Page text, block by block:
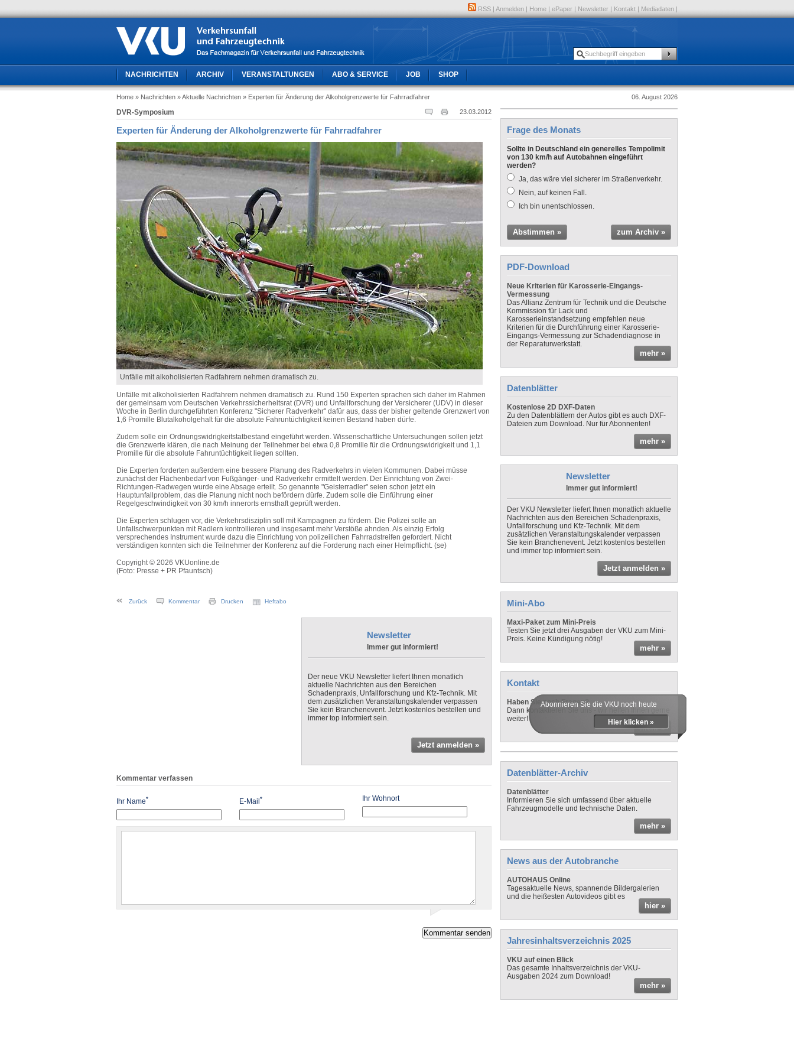
RSS | Anmelden | Home | ePaper | Newsletter | Kontakt | Mediadaten |
NACHRICHTEN ARCHIV VERANSTALTUNGEN ABO & SERVICE JOB SHOP
Home » Nachrichten » Aktuelle Nachrichten » Experten für Änderung der Alkoholgrenzwerte für Fahrradfahrer 06. August 2026
23.03.2012
DVR-Symposium
Experten für Änderung der Alkoholgrenzwerte für Fahrradfahrer
Unfälle mit alkoholisierten Radfahrern nehmen dramatisch zu.
Unfälle mit alkoholisierten Radfahrern nehmen dramatisch zu. Rund 150 Experten sprachen sich daher im Rahmen
der gemeinsam vom Deutschen Verkehrssicherheitsrat (DVR) und Unfallforschung der Versicherer (UDV) in dieser
Woche in Berlin durchgeführten Konferenz "Sicherer Radverkehr" dafür aus, dass der bisher geltende Grenzwert von
1,6 Promille Blutalkoholgehalt für die absolute Fahruntüchtigkeit keinen Bestand haben dürfe.
Zudem solle ein Ordnungswidrigkeitstatbestand eingeführt werden. Wissenschaftliche Untersuchungen sollen jetzt
die Grenzwerte klären, die nach Meinung der Teilnehmer bei etwa 0,8 Promille für die Ordnungswidrigkeit und 1,1
Promille für die absolute Fahruntüchtigkeit liegen sollten.
Die Experten forderten außerdem eine bessere Planung des Radverkehrs in vielen Kommunen. Dabei müsse
zunächst der Flächenbedarf von Fußgänger- und Radverkehr ermittelt werden. Der Einrichtung von Zwei-
Richtungen-Radwegen wurde eine Absage erteilt. So genannte "Geisterradler" seien schon jetzt ein
Hauptunfallproblem, das die Planung nicht noch befördern dürfe. Zudem solle die Einführung einer
Regelgeschwindigkeit von 30 km/h innerorts ernsthaft geprüft werden.
Die Experten schlugen vor, die Verkehrsdisziplin soll mit Kampagnen zu fördern. Die Polizei solle an
Unfallschwerpunkten mit Radlern kontrollieren und insgesamt mehr Verstöße ahnden. Als einzig Erfolg
versprechendes Instrument wurde dazu die Einrichtung von polizeilichen Fahrradstreifen gefordert. Nicht
verständigen konnten sich die Teilnehmer der Konferenz auf die Forderung nach einer Helmpflicht. (se)
Copyright © 2026 VKUonline.de
(Foto: Presse + PR Pfauntsch)
Zurück Kommentar Drucken Heftabo
Newsletter
Immer gut informiert!
Der neue VKU Newsletter liefert Ihnen monatlich
aktuelle Nachrichten aus den Bereichen
Schadenpraxis, Unfallforschung und Kfz-Technik. Mit
dem zusätzlichen Veranstaltungskalender verpassen
Sie kein Branchenevent. Jetzt kostenlos bestellen und
immer top informiert sein.
Jetzt anmelden »
Kommentar verfassen
Ihr Name* E-Mail * Ihr Wohnort
Frage des Monats
Sollte in Deutschland ein generelles Tempolimit
von 130 km/h auf Autobahnen eingeführt
werden?
Ja, das wäre viel sicherer im Straßenverkehr.
Nein, auf keinen Fall.
Ich bin unentschlossen.
Abstimmen » zum Archiv »
PDF-Download
Neue Kriterien für Karosserie-Eingangs-
Vermessung
Das Allianz Zentrum für Technik und die Deutsche
Kommission für Lack und
Karosserieinstandsetzung empfehlen neue
Kriterien für die Durchführung einer Karosserie-
Eingangs-Vermessung zur Schadendiagnose in
der Reparaturwerkstatt.
mehr »
Datenblätter
Kostenlose 2D DXF-Daten
Zu den Datenblättern der Autos gibt es auch DXF-
Dateien zum Download. Nur für Abonnenten!
mehr »
Newsletter
Immer gut informiert!
Der VKU Newsletter liefert Ihnen monatlich aktuelle
Nachrichten aus den Bereichen Schadenpraxis,
Unfallforschung und Kfz-Technik. Mit dem
zusätzlichen Veranstaltungskalender verpassen
Sie kein Branchenevent. Jetzt kostenlos bestellen
und immer top informiert sein.
Jetzt anmelden »
Mini-Abo
Maxi-Paket zum Mini-Preis
Testen Sie jetzt drei Ausgaben der VKU zum Mini-
Preis. Keine Kündigung nötig!
mehr »
Kontakt
Haben Sie noch Fragen?
Dann kontaktieren Sie uns - wir helfen Ihnen gerne
weiter!
mehr »
Abonnieren Sie die VKU noch heute
Hier klicken »
Datenblätter-Archiv
Datenblätter
Informieren Sie sich umfassend über aktuelle
Fahrzeugmodelle und technische Daten.
mehr »
News aus der Autobranche
AUTOHAUS Online
Tagesaktuelle News, spannende Bildergalerien
und die heißesten Autovideos gibt es
hier »
Jahresinhaltsverzeichnis 2025
VKU auf einen Blick
Das gesamte Inhaltsverzeichnis der VKU-
Ausgaben 2024 zum Download!
mehr »